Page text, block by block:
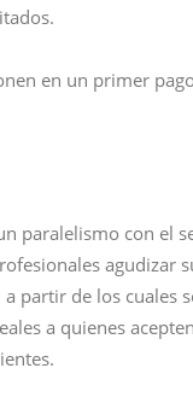
en un primer
paralelismo con el
agudizar
partir de los cuales
a quienes